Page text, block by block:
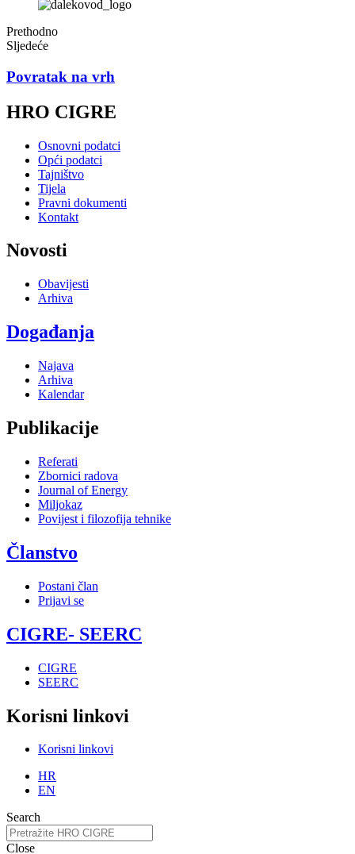
Prethodno
Sljedeće
Povratak na vrh
HRO CIGRE
Osnovni podatci
Opći podatci
Tajništvo
Tijela
Pravni dokumenti
Kontakt
Novosti
Obavijesti
Arhiva
Događanja
Najava
Arhiva
Kalendar
Publikacije
Referati
Zbornici radova
Journal of Energy
Miljokaz
Povijest i filozofija tehnike
Članstvo
Postani član
Prijavi se
CIGRE- SEERC
CIGRE
SEERC
Korisni linkovi
Korisni linkovi
HR
EN
Search
Close